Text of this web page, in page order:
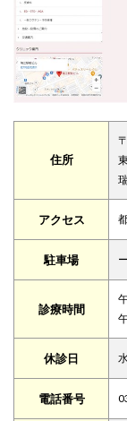
住所
アクセス
駐車場 ー
診療時間
休診日
電話番号